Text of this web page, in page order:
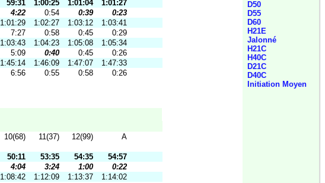
59:31 1:00:25 1:01:04
1:01:27
4:22 0:54 0:39
0:23
1:01:29 1:02:27 1:03:12
1:03:41
7:27 0:58 0:45
0:29
1:03:43 1:04:23 1:05:08
1:05:34
5:09 0:40 0:45
0:26
1:45:14 1:46:09 1:47:07
1:47:33
6:56 0:55 0:58 0:26
10(68) 11(37) 12(99) A
50:11 53:35 54:35
54:57
4:04 3:24 1:00
0:22
1:08:42 1:12:09 1:13:37
1:14:02
D50
D55
D60
H21E
Jalonné
H21C
H40C
D21C
D40C
Initiation Moyen